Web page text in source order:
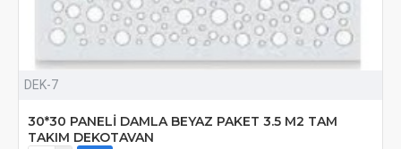
DEK-7
30*30 PANELİ DAMLA BEYAZ PAKET 3.5 M2 TAM
TAKIM DEKOTAVAN